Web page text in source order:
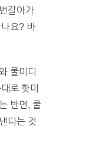
갈아가
요? 바
쿨미디
로 핫미
반면, 쿨
다는 것